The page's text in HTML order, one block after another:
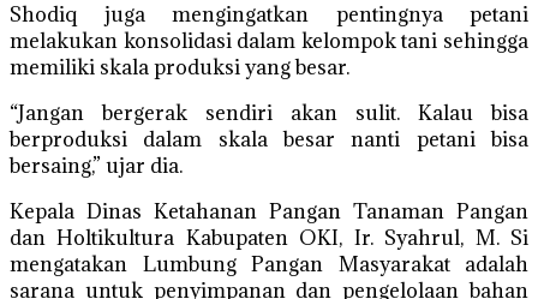
Shodiq juga mengingatkan pentingnya petani
melakukan konsolidasi dalam kelompok tani sehingga
memiliki skala produksi yang besar.
“Jangan bergerak sendiri akan sulit. Kalau bisa
berproduksi dalam skala besar nanti petani bisa
bersaing,” ujar dia.
Kepala Dinas Ketahanan Pangan Tanaman Pangan
dan Holtikultura Kabupaten OKI, Ir. Syahrul, M. Si
mengatakan Lumbung Pangan Masyarakat adalah
sarana untuk penyimpanan dan pengelolaan bahan